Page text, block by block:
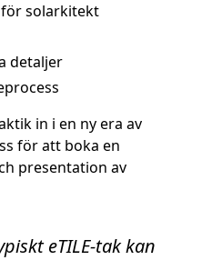
solarkitekt
detaljer
in i en ny era av
för att boka en
presentation av
eTILE-tak kan